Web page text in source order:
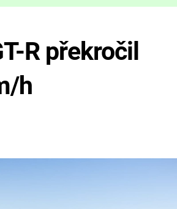
R překročil
h